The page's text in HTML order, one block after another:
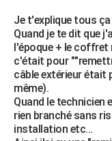
Je t'explique tous
Quand je te dit que
l'époque + le coffret
c'était pour
câble extérieur était
même).
Quand le technicien
rien branché sans
installation etc...